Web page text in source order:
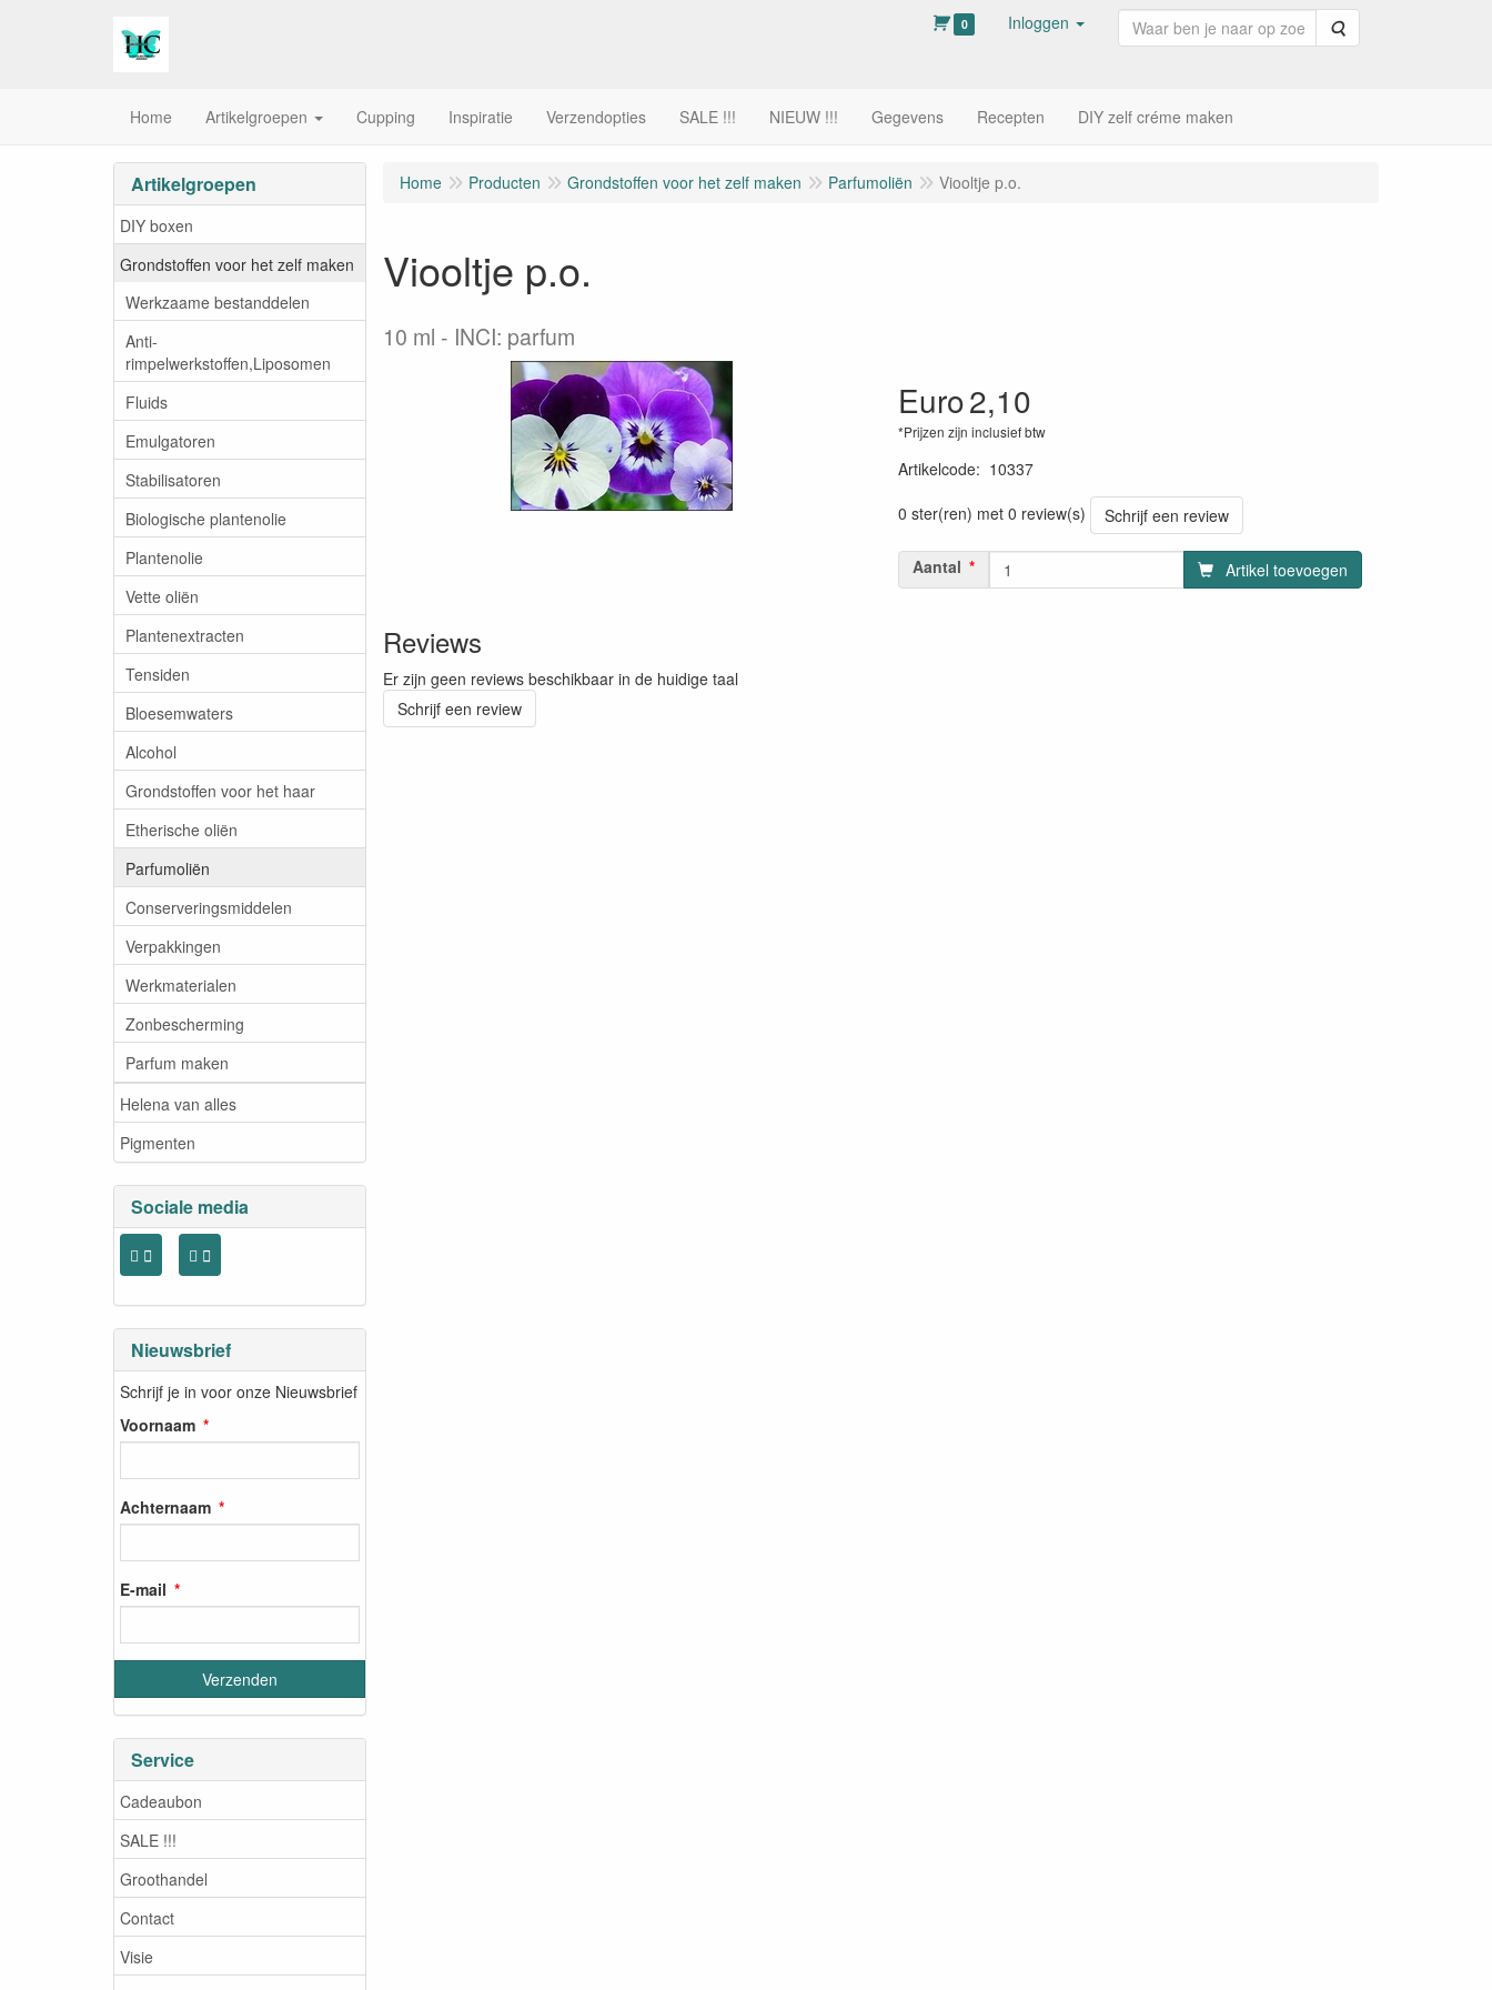
0 Inloggen Zoeken
Home Artikelgroepen Cupping Inspiratie Verzendopties SALE !!! NIEUW !!! Gegevens Recepten DIY zelf créme maken
Artikelgroepen
DIY boxen
Grondstoffen voor het zelf maken
Werkzaame bestanddelen
Anti-
rimpelwerkstoffen,Liposomen
Fluids
Emulgatoren
Stabilisatoren
Biologische plantenolie
Plantenolie
Vette oliën
Plantenextracten
Tensiden
Bloesemwaters
Alcohol
Grondstoffen voor het haar
Etherische oliën
Parfumoliën
Conserveringsmiddelen
Verpakkingen
Werkmaterialen
Zonbescherming
Parfum maken
Helena van alles
Pigmenten
Sociale media
Nieuwsbrief
Schrijf je in voor onze Nieuwsbrief
Voornaam
Achternaam
E-mail
Service
Cadeaubon
SALE !!!
Groothandel
Contact
Visie
Home Producten Grondstoffen voor het zelf maken Parfumoliën Viooltje p.o.
Viooltje p.o.
10 ml INCI: parfum
Euro2,10
*Prijzen zijn inclusief btw
Artikelcode: 10337
0 ster(ren) met 0 review(s)
Schrijf een review
Aantal Artikel toevoegen
Reviews
Er zijn geen reviews beschikbaar in de huidige taal
Schrijf een review